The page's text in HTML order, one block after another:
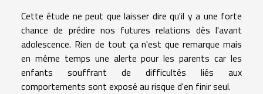
Cette étude ne peut que laisser dire qu'il y a une forte
chance de prédire nos futures relations dès l'avant
adolescence. Rien de tout ça n'est que remarque mais
en même temps une alerte pour les parents car les
enfants souffrant de difficultés liés aux
comportements sont exposé au risque d'en finir seul.